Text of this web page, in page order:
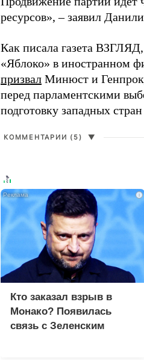
ресурсов», – заявил
Как писала газета
«Яблоко» в иностранном
призвал Минюст и
перед парламентскими
подготовку западных
КОММЕНТАРИИ (5) ▼
i
Кто заказал взрыв в
Монако? Появилась
связь с Зеленским